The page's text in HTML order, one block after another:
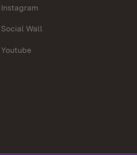
Instagram
Social Wall
Youtube